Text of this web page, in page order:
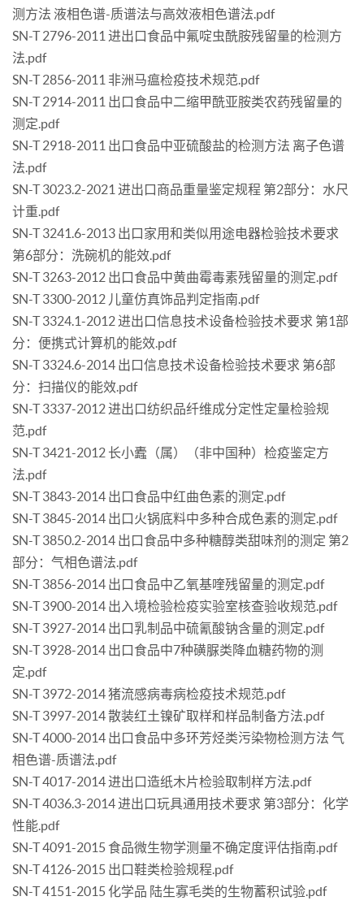
测方法 液相色谱-质谱法与高效液相色谱法.pdf
SN-T 2796-2011 进出口食品中氟啶虫酰胺残留量的检测方
法.pdf
SN-T 2856-2011 非洲马瘟检疫技术规范.pdf
SN-T 2914-2011 出口食品中二缩甲酰亚胺类农药残留量的
测定.pdf
SN-T 2918-2011 出口食品中亚硫酸盐的检测方法 离子色谱
法.pdf
SN-T 3023.2-2021 进出口商品重量鉴定规程 第2部分：水尺
计重.pdf
SN-T 3241.6-2013 出口家用和类似用途电器检验技术要求
第6部分：洗碗机的能效.pdf
SN-T 3263-2012 出口食品中黄曲霉毒素残留量的测定.pdf
SN-T 3300-2012 儿童仿真饰品判定指南.pdf
SN-T 3324.1-2012 进出口信息技术设备检验技术要求 第1部
分：便携式计算机的能效.pdf
SN-T 3324.6-2014 出口信息技术设备检验技术要求 第6部
分：扫描仪的能效.pdf
SN-T 3337-2012 进出口纺织品纤维成分定性定量检验规
范.pdf
SN-T 3421-2012 长小蠹（属）（非中国种）检疫鉴定方
法.pdf
SN-T 3843-2014 出口食品中红曲色素的测定.pdf
SN-T 3845-2014 出口火锅底料中多种合成色素的测定.pdf
SN-T 3850.2-2014 出口食品中多种糖醇类甜味剂的测定 第2
部分：气相色谱法.pdf
SN-T 3856-2014 出口食品中乙氧基喹残留量的测定.pdf
SN-T 3900-2014 出入境检验检疫实验室核查验收规范.pdf
SN-T 3927-2014 出口乳制品中硫氰酸钠含量的测定.pdf
SN-T 3928-2014 出口食品中7种磺脲类降血糖药物的测
定.pdf
SN-T 3972-2014 猪流感病毒病检疫技术规范.pdf
SN-T 3997-2014 散装红土镍矿取样和样品制备方法.pdf
SN-T 4000-2014 出口食品中多环芳烃类污染物检测方法 气
相色谱-质谱法.pdf
SN-T 4017-2014 进出口造纸木片检验取制样方法.pdf
SN-T 4036.3-2014 进出口玩具通用技术要求 第3部分：化学
性能.pdf
SN-T 4091-2015 食品微生物学测量不确定度评估指南.pdf
SN-T 4126-2015 出口鞋类检验规程.pdf
SN-T 4151-2015 化学品 陆生寡毛类的生物蓄积试验.pdf